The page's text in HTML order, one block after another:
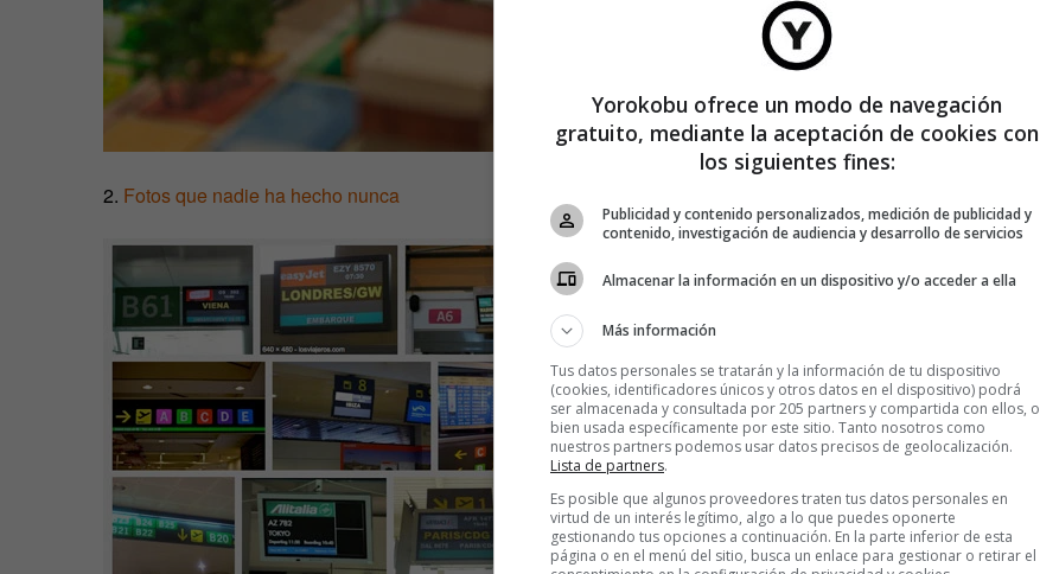
2. Fotos que nadie ha hecho nunca
Yorokobu ofrece un modo de navegación
gratuito, mediante la aceptación de cookies con
los siguientes fines:
Publicidad y contenido personalizados, medición de publicidad y
contenido, investigación de audiencia y desarrollo de servicios
Almacenar la información en un dispositivo y/o acceder a ella
Más información
Tus datos personales se tratarán y la información de tu dispositivo
(cookies, identificadores únicos y otros datos en el dispositivo) podrá
ser almacenada y consultada por 205 partners y compartida con ellos, o
bien usada específicamente por este sitio. Tanto nosotros como
nuestros partners podemos usar datos precisos de geolocalización.
Lista de partners.
Es posible que algunos proveedores traten tus datos personales en
virtud de un interés legítimo, algo a lo que puedes oponerte
gestionando tus opciones a continuación. En la parte inferior de esta
página o en el menú del sitio, busca un enlace para gestionar o retirar el